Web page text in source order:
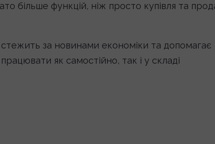
більше функцій, ніж просто купівля та
за новинами економіки та допомагає
як самостійно, так і у складі